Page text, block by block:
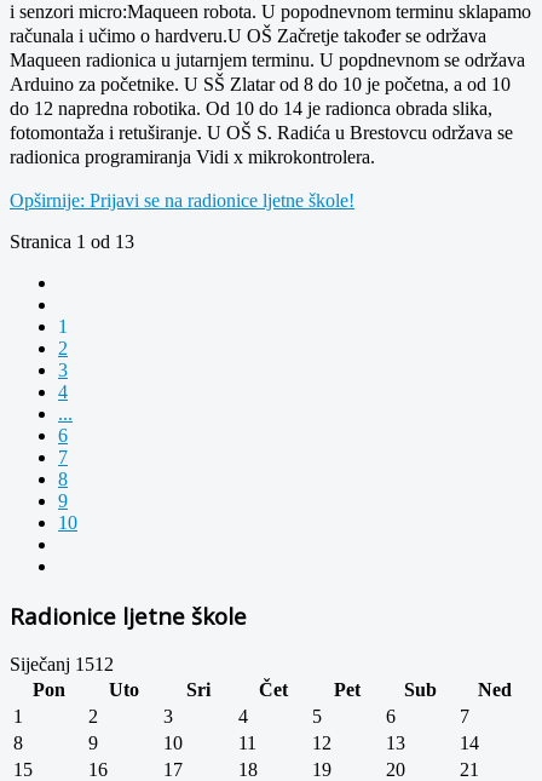
i senzori micro:Maqueen robota. U popodnevnom terminu sklapamo
računala i učimo o hardveru.U OŠ Začretje također se održava
Maqueen radionica u jutarnjem terminu. U popdnevnom se održava
Arduino za početnike. U SŠ Zlatar od 8 do 10 je početna, a od 10
do 12 napredna robotika. Od 10 do 14 je radionca obrada slika,
fotomontaža i retuširanje. U OŠ S. Radića u Brestovcu održava se
radionica programiranja Vidi x mikrokontrolera.
Opširnije: Prijavi se na radionice ljetne škole!
Stranica 1 od 13
1
2
3
4
...
6
7
8
9
10
Radionice ljetne škole
Siječanj 1512
Pon
Uto Sri Čet Pet Sub
Ned
1
2 3 4 5 6
7
8
9 10 11 12 13
14
15
16 17 18 19 20
21